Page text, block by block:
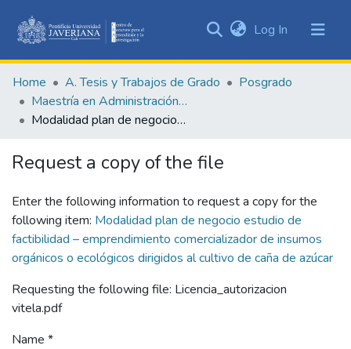
&
Collections
All of DSpace
Statistics
Log In (current)
Home A. Tesis y Trabajos de Grado
Posgrado
Maestría en Administración de Empresas
Modalidad plan de negocio estudio de factibilidad – emprendimiento comercializador de insumos orgánicos o ecológicos dirigidos al cultivo de caña de azúcar
Request a copy of the file
Enter the following information to request a copy for the
following item: Modalidad plan de negocio estudio de
factibilidad – emprendimiento comercializador de insumos
orgánicos o ecológicos dirigidos al cultivo de caña de azúcar
Requesting the following file: Licencia_autorizacion
vitela.pdf
Name *